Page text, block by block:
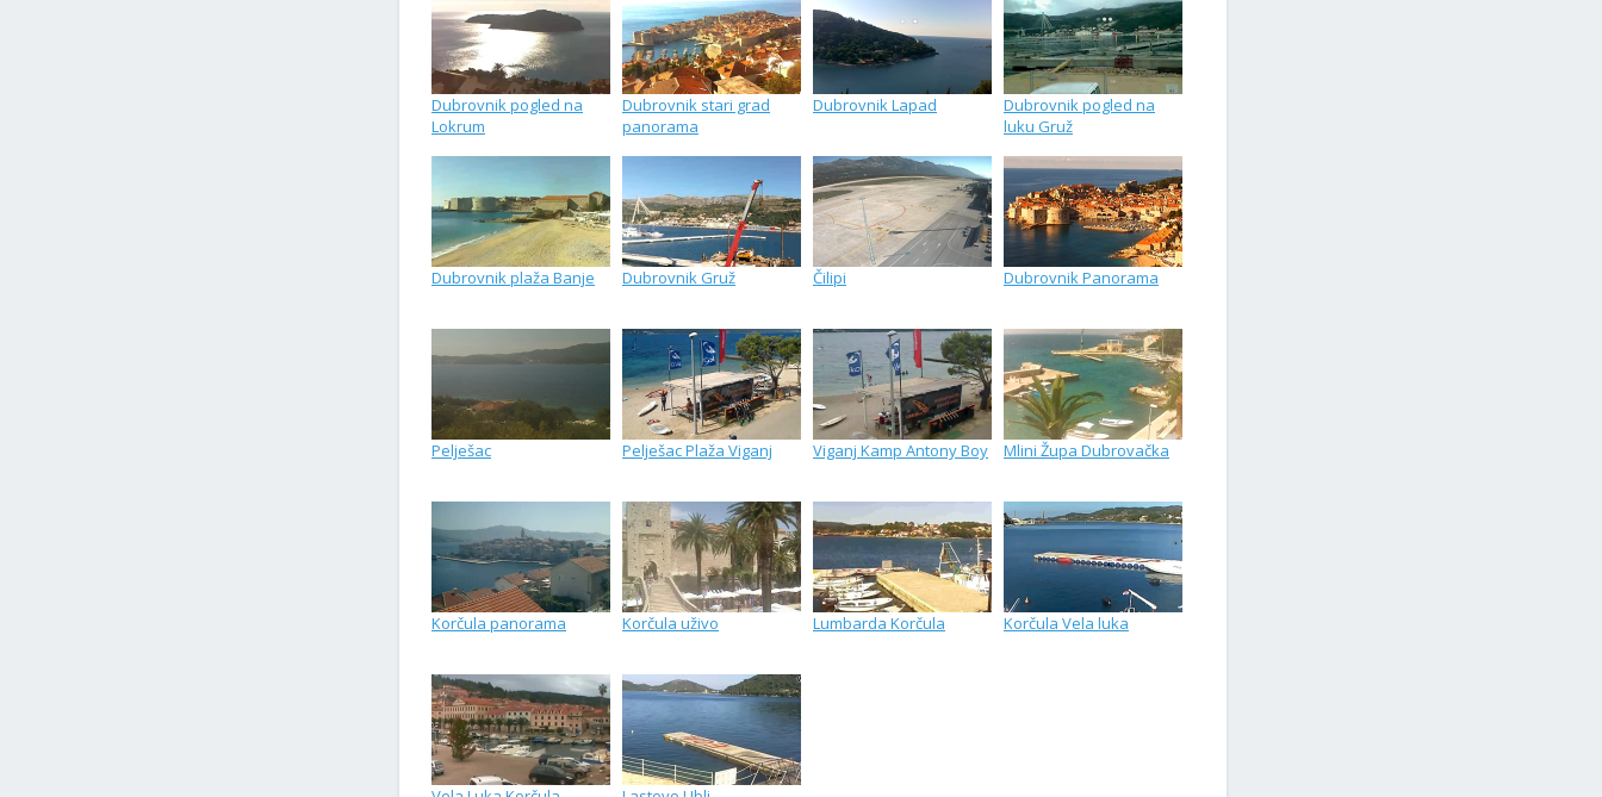
Dubrovnik pogled na
Lokrum
Dubrovnik stari grad
panorama
Dubrovnik Lapad
Dubrovnik pogled na
luku Gruž
Dubrovnik plaža Banje Dubrovnik Gruž Čilipi Dubrovnik Panorama
Pelješac Pelješac Plaža Viganj Viganj Kamp Antony Boy Mlini Župa Dubrovačka
Korčula panorama Korčula uživo Lumbarda Korčula Korčula Vela luka